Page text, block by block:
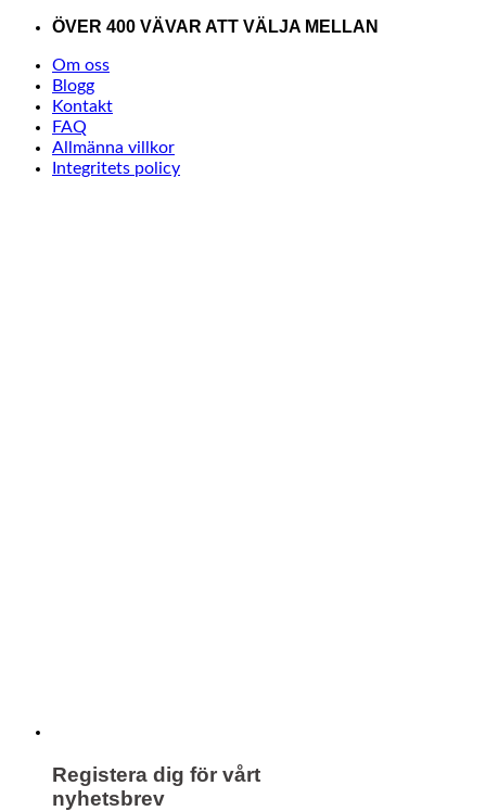
Skip
content
ÖVER 400 VÄVAR ATT VÄLJA MELLAN
Om oss
Blogg
Kontakt
FAQ
Allmänna villkor
Integritets policy
Registera dig för vårt
nyhetsbrev